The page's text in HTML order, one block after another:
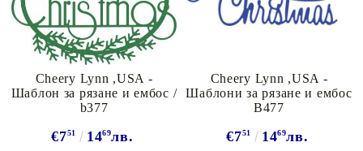
Cheery Lynn ,USA -
Шаблон за рязане и ембос /
b377
€751 1469лв.
Cheery Lynn ,USA -
Шаблони за рязане и ембос
B477
€751 1469лв.